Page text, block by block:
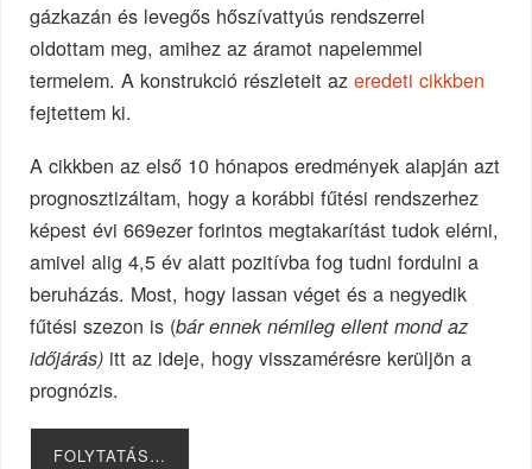
gázkazán és levegős hőszívattyús rendszerrel
oldottam meg, amihez az áramot napelemmel
termelem. A konstrukció részleteit azeredeti cikkben
fejtettem ki.
A cikkben az első 10 hónapos eredmények alapján azt
prognosztizáltam, hogy a korábbi fűtési rendszerhez
képest évi 669ezer forintos megtakarítást tudok elérni,
amivel alig 4,5 év alatt pozitívba fog tudni fordulni a
beruházás. Most, hogy lassan véget és a negyedik
fűtési szezon is (bár ennek némileg ellent mond az
időjárás) itt az ideje, hogy visszamérésre kerüljön a
prognózis.
FOLYTATÁS…